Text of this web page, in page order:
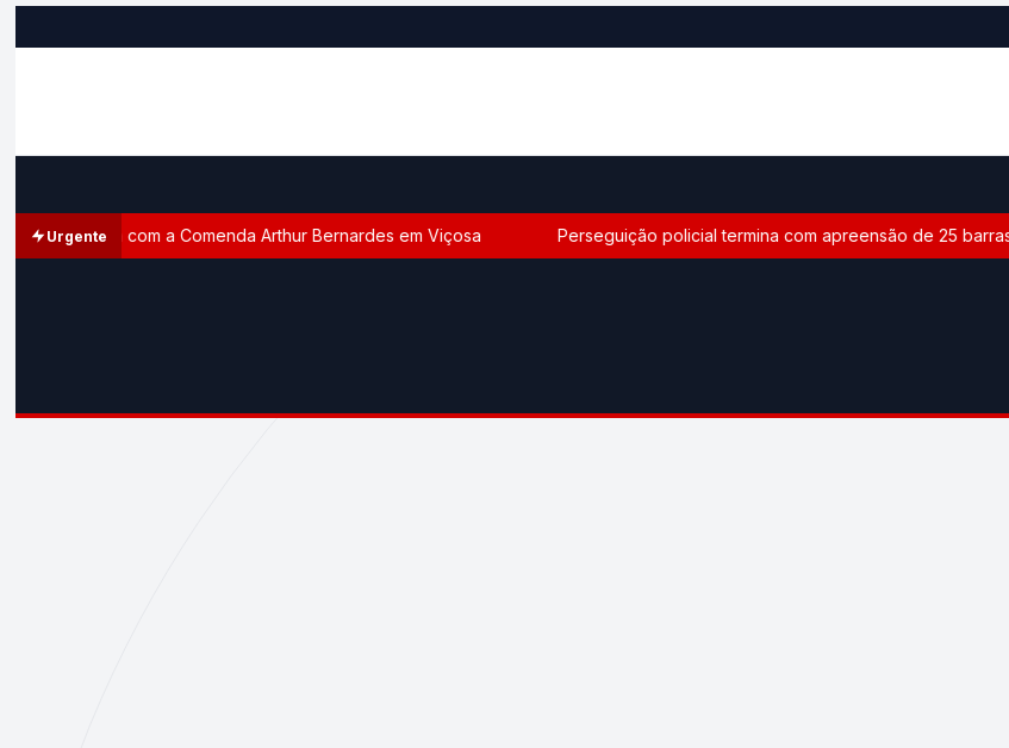
Urgente com a Comenda Arthur Bernardes em Viçosa Perseguição policial termina com apreensão de 25